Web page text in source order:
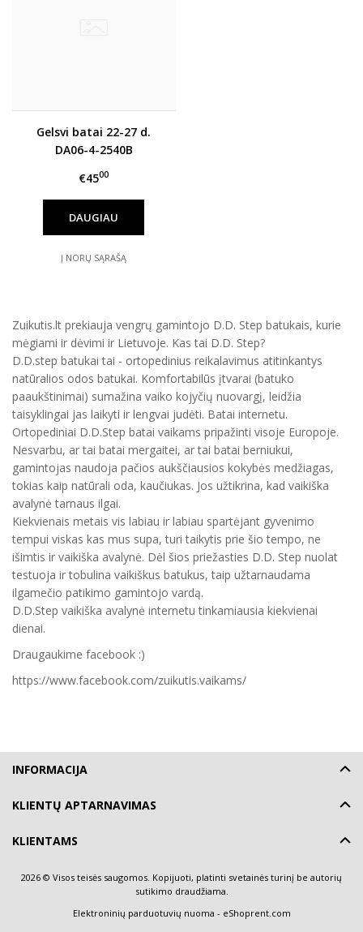
Gelsvi batai 22-27 d.
DA06-4-2540B
€4500
DAUGIAU
Į NORŲ SĄRAŠĄ
Zuikutis.lt prekiauja vengrų gamintojo D.D. Step batukais, kurie
mėgiami ir dėvimi ir Lietuvoje. Kas tai D.D. Step?
D.D.step batukai tai - ortopedinius reikalavimus atitinkantys
natūralios odos batukai. Komfortabilūs įtvarai (batuko
paaukštinimai) sumažina vaiko kojyčių nuovargį, leidžia
taisyklingai jas laikyti ir lengvai judėti. Batai internetu.
Ortopediniai D.D.Step batai vaikams pripažinti visoje Europoje.
Nesvarbu, ar tai batai mergaitei, ar tai batai berniukui,
gamintojas naudoja pačios aukščiausios kokybės medžiagas,
tokias kaip natūrali oda, kaučiukas. Jos užtikrina, kad vaikiška
avalynė tarnaus ilgai.
Kiekvienais metais vis labiau ir labiau spartėjant gyvenimo
tempui viskas kas mus supa, turi taikytis prie šio tempo, ne
išimtis ir vaikiška avalynė. Dėl šios priežasties D.D. Step nuolat
testuoja ir tobulina vaikiškus batukus, taip užtarnaudama
ilgamečio patikimo gamintojo vardą.
D.D.Step vaikiška avalynė internetu tinkamiausia kiekvienai
dienai.
Draugaukime facebook :)
https://www.facebook.com/zuikutis.vaikams/
INFORMACIJA
KLIENTŲ APTARNAVIMAS
KLIENTAMS
2026 © Visos teisės saugomos. Kopijuoti, platinti svetainės turinį be autorių
sutikimo draudžiama.
Elektroninių parduotuvių nuoma - eShoprent.com